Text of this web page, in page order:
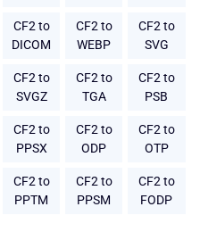
CF2 to
DICOM
CF2 to
WEBP
CF2 to
SVG
CF2 to
SVGZ
CF2 to
TGA
CF2 to
PSB
CF2 to
PPSX
CF2 to
ODP
CF2 to
OTP
CF2 to
PPTM
CF2 to
PPSM
CF2 to
FODP